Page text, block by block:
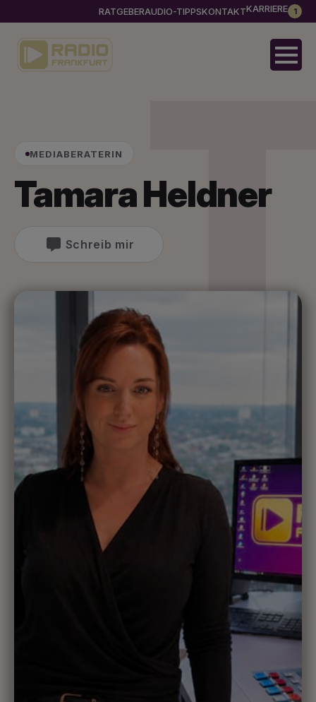
RATGEBERAUDIO-TIPPSKONTAKTKARRIERE 1
MEDIABERATERIN
Tamara Heldner
Schreib mir